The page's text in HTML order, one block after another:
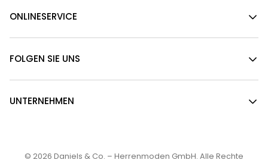
ONLINESERVICE
FOLGEN SIE UNS
UNTERNEHMEN
© 2026 Daniels & Co. – Herrenmoden GmbH. Alle Rechte